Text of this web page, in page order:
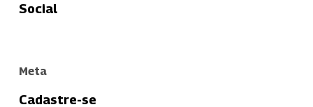
Social
Meta
Cadastre-se